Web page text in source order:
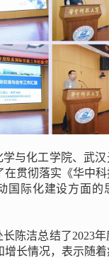
学与化工学院、武
在贯彻落实《华中
国际化建设方面的
长陈洁总结了2023
增长情况，表示随